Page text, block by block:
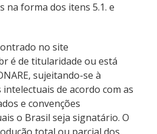
na forma dos itens 5.1. e
no site
é de titularidade ou está
sujeitando-se à
de acordo com as
e convenções
o Brasil seja signatário. O